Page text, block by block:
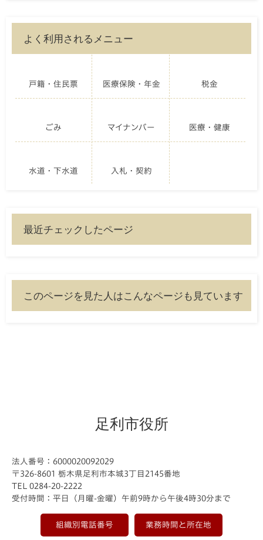
よく利用されるメニュー
戸籍・住民票 医療保険・年金 税金
ごみ マイナンバー 医療・健康
水道・下水道 入札・契約
最近チェックしたページ
このページを見た人はこんなページも見ています
足利市役所
法人番号：6000020092029
〒326-8601 栃木県足利市本城3丁目2145番地
TEL 0284-20-2222
受付時間：平日（月曜-金曜）午前9時から午後4時30分まで
組織別電話番号 業務時間と所在地